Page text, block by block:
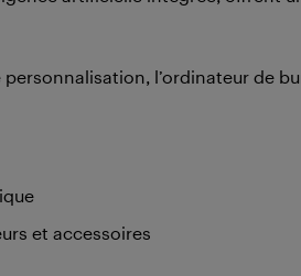
l’ordinateur de
et accessoires